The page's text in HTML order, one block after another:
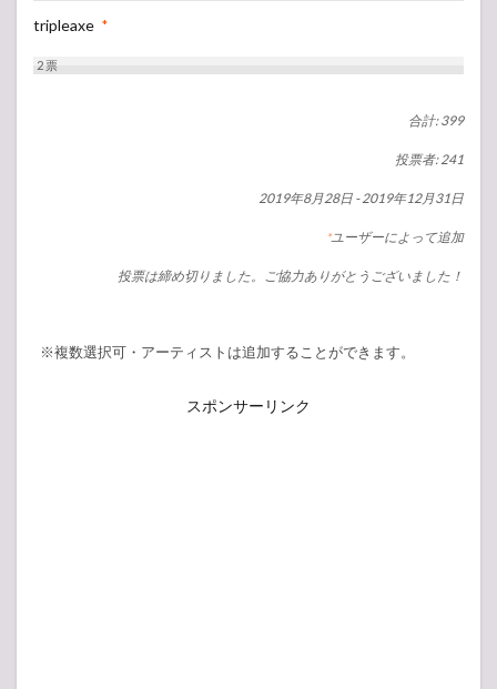
tripleaxe *
2票
合計: 399
投票者: 241
2019年8月28日 -2019年12月31日
*ユーザーによって追加
投票は締め切りました。ご協力ありがとうございました！
※複数選択可・アーティストは追加することができます。
スポンサーリンク